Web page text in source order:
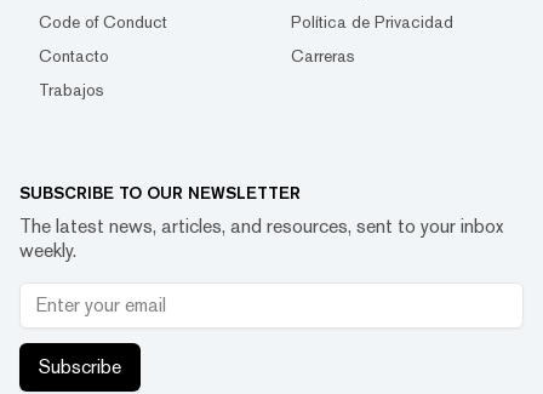
Code of Conduct
Política de Privacidad
Contacto
Carreras
Trabajos
SUBSCRIBE TO OUR NEWSLETTER
The latest news, articles, and resources, sent to your inbox
weekly.
Subscribe